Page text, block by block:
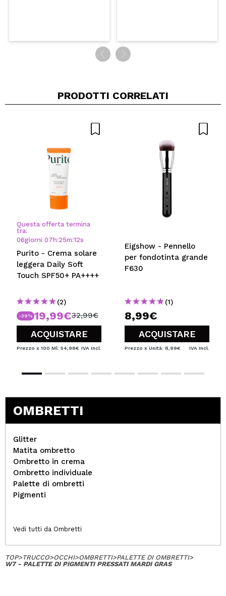
PRODOTTI CORRELATI
Questa offerta termina
tra:
06giorni 07h:25m:12s
Purito - Crema solare
leggera Daily Soft
Touch SPF50+ PA++++
(2)
-39% 19,99€32,99€
ACQUISTARE
Prezzo x 100 Ml: 54,98€ IVA Incl.
Eigshow - Pennello
per fondotinta grande
F630
(1)
8,99€
ACQUISTARE
Prezzo x Unità: 8,99€ IVA Incl.
OMBRETTI
Glitter
Matita ombretto
Ombretto in crema
Ombretto individuale
Palette di ombretti
Pigmenti
Vedi tutti da Ombretti
TOP>TRUCCO>OCCHI>OMBRETTI>PALETTE DI OMBRETTI>
W7 - PALETTE DI PIGMENTI PRESSATI MARDI GRAS